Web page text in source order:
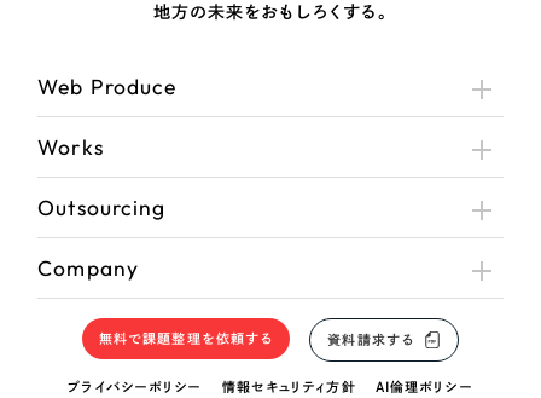
地方の未来をおもしろくする。
Web Produce
Works
Outsourcing
Company
無料で課題整理を依頼する 資料請求する
プライバシーポリシー 情報セキュリティ方針 AI倫理ポリシー